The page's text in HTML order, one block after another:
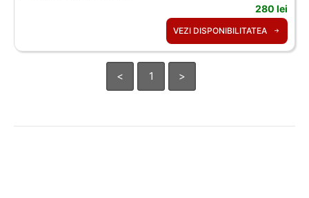
280 lei
VEZI DISPONIBILITATEA
< 1 >